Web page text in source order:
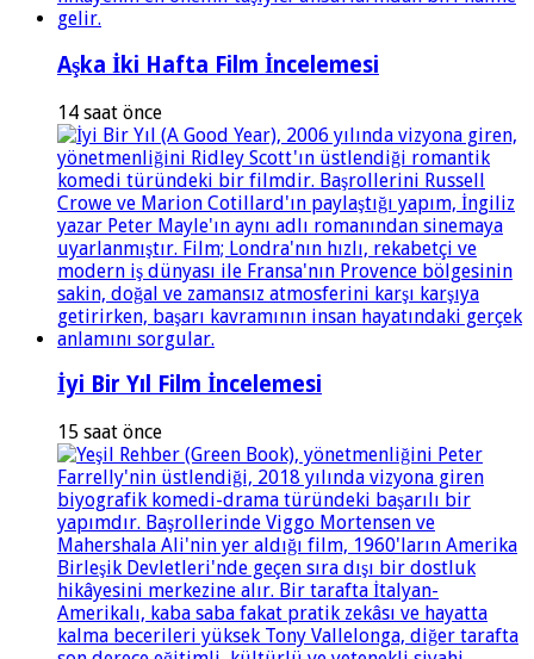
Aşka İki Hafta Film İncelemesi
14 saat önce
İyi Bir Yıl Film İncelemesi
15 saat önce